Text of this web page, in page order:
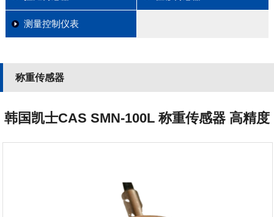
测量控制仪表
称重传感器
韩国凯士CAS SMN-100L 称重传感器 高精度